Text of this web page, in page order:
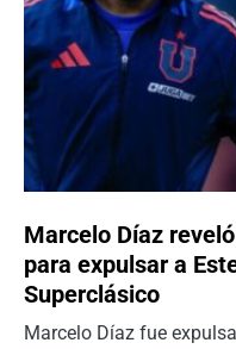
Marcelo Díaz
para expulsar a
Superclásico
Marcelo Díaz fue